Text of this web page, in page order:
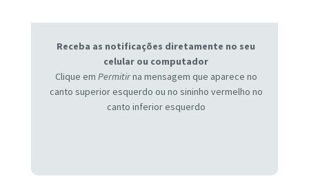
Receba as notificações diretamente no seu
celular ou computador
Clique em Permitirna mensagem que aparece no
canto superior esquerdo ou no sininho vermelho no
canto inferior esquerdo